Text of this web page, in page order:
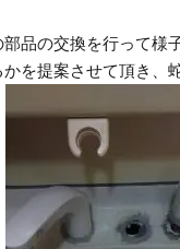
品の交換を行って様
を提案させて頂き、